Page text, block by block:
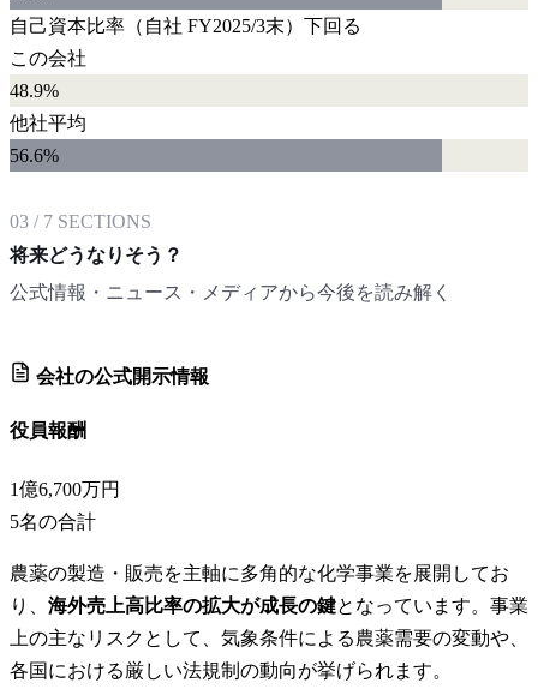
自己資本比率 （自社 FY2025/3末） 下回る
この会社
48.9%
他社平均
56.6%
03 / 7 SECTIONS
将来どうなりそう？
公式情報・ニュース・メディアから今後を読み解く
会社の公式開示情報
役員報酬
1億6,700万円
5名の合計
農薬の製造・販売を主軸に多角的な化学事業を展開してお
り、 海外売上高比率の拡大が成長の鍵となっています。事業
上の主なリスクとして、気象条件による農薬需要の変動や、
各国における厳しい法規制の動向が挙げられます。